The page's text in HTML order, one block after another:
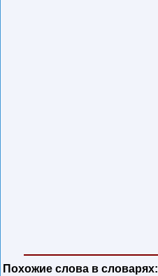
Похожие слова в словарях: